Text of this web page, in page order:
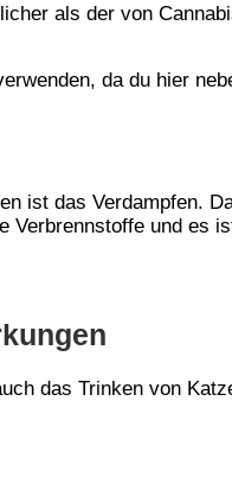
als der von
da du hier
ist das Verdampfen.
Verbrennstoffe und es
das Trinken von